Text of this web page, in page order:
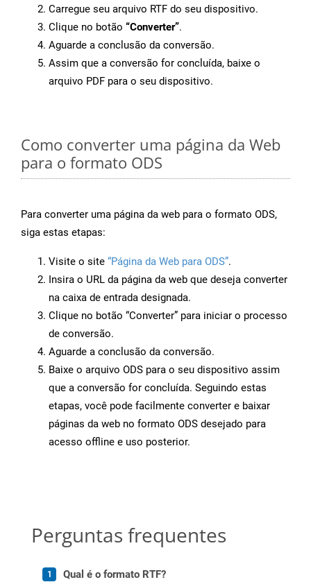
Carregue seu arquivo RTF do seu dispositivo.
Clique no botão “Converter”.
Aguarde a conclusão da conversão.
Assim que a conversão for concluída, baixe o
arquivo PDF para o seu dispositivo.
Como converter uma página da Web
para o formato ODS
Para converter uma página da web para o formato ODS,
siga estas etapas:
Visite o site “Página da Web para ODS”.
Insira o URL da página da web que deseja converter
na caixa de entrada designada.
Clique no botão “Converter” para iniciar o processo
de conversão.
Aguarde a conclusão da conversão.
Baixe o arquivo ODS para o seu dispositivo assim
que a conversão for concluída. Seguindo estas
etapas, você pode facilmente converter e baixar
páginas da web no formato ODS desejado para
acesso offline e uso posterior.
Perguntas frequentes
Qual é o formato RTF?